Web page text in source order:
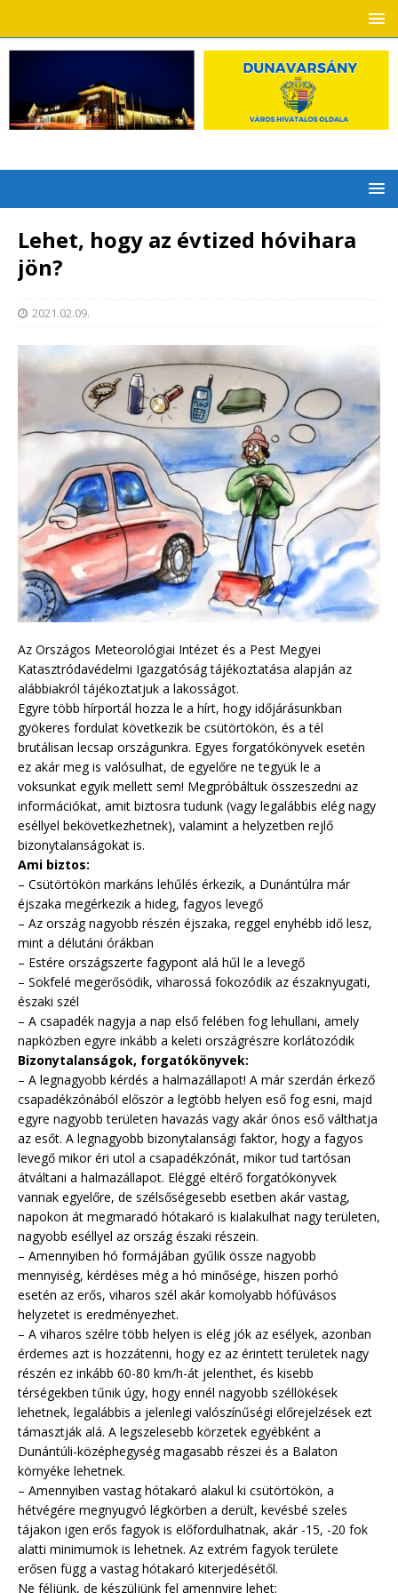
Lehet, hogy az évtized hóvihara
jön?
2021.02.09.
Az Országos Meteorológiai Intézet és a Pest Megyei
Katasztródavédelmi Igazgatóság tájékoztatása alapján az
alábbiakról tájékoztatjuk a lakosságot.
Egyre több hírportál hozza le a hírt, hogy időjárásunkban
gyökeres fordulat következik be csütörtökön, és a tél
brutálisan lecsap országunkra. Egyes forgatókönyvek esetén
ez akár meg is valósulhat, de egyelőre ne tegyük le a
voksunkat egyik mellett sem! Megpróbáltuk összeszedni az
információkat, amit biztosra tudunk (vagy legalábbis elég nagy
eséllyel bekövetkezhetnek), valamint a helyzetben rejlő
bizonytalanságokat is.
Ami biztos:
– Csütörtökön markáns lehűlés érkezik, a Dunántúlra már
éjszaka megérkezik a hideg, fagyos levegő
– Az ország nagyobb részén éjszaka, reggel enyhébb idő lesz,
mint a délutáni órákban
– Estére országszerte fagypont alá hűl le a levegő
– Sokfelé megerősödik, viharossá fokozódik az északnyugati,
északi szél
– A csapadék nagyja a nap első felében fog lehullani, amely
napközben egyre inkább a keleti országrészre korlátozódik
Bizonytalanságok, forgatókönyvek:
– A legnagyobb kérdés a halmazállapot! A már szerdán érkező
csapadékzónából először a legtöbb helyen eső fog esni, majd
egyre nagyobb területen havazás vagy akár ónos eső válthatja
az esőt. A legnagyobb bizonytalansági faktor, hogy a fagyos
levegő mikor éri utol a csapadékzónát, mikor tud tartósan
átváltani a halmazállapot. Eléggé eltérő forgatókönyvek
vannak egyelőre, de szélsőségesebb esetben akár vastag,
napokon át megmaradó hótakaró is kialakulhat nagy területen,
nagyobb eséllyel az ország északi részein.
– Amennyiben hó formájában gyűlik össze nagyobb
mennyiség, kérdéses még a hó minősége, hiszen porhó
esetén az erős, viharos szél akár komolyabb hófúvásos
helyzetet is eredményezhet.
– A viharos szélre több helyen is elég jók az esélyek, azonban
érdemes azt is hozzátenni, hogy ez az érintett területek nagy
részén ez inkább 60-80 km/h-át jelenthet, és kisebb
térségekben tűnik úgy, hogy ennél nagyobb széllökések
lehetnek, legalábbis a jelenlegi valószínűségi előrejelzések ezt
támasztják alá. A legszelesebb körzetek egyébként a
Dunántúli-középhegység magasabb részei és a Balaton
környéke lehetnek.
– Amennyiben vastag hótakaró alakul ki csütörtökön, a
hétvégére megnyugvó légkörben a derült, kevésbé szeles
tájakon igen erős fagyok is előfordulhatnak, akár -15, -20 fok
alatti minimumok is lehetnek. Az extrém fagyok területe
erősen függ a vastag hótakaró kiterjedésétől.
Ne féljünk, de készüljünk fel amennyire lehet: